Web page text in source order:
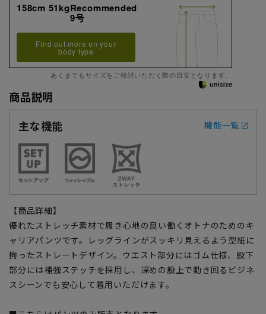
158cm 51kgRecommended
9号
Find out more on your
body type
あくまでもサイズをご検討いただく際の目安となります。
商品説明
主な機能
機能一覧
【商品詳細】
優れたストレッチ素材で履き心地の良い働くオトナのためのキ
ャリアパンツです。レッグラインがスッキリ見えるよう型紙に
拘ったストレートデザイン。ウエスト部分にはゴム仕様、股下
部分には補強ステッチを採用し、深めの股上で動き回るビジネ
スシーンでも安心して着用いただけます。